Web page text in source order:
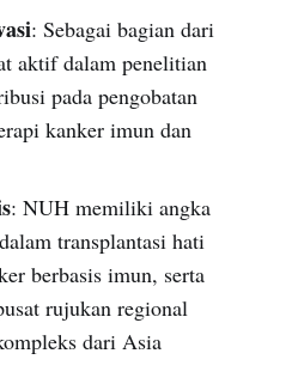
: Sebagai bagian dari
aktif dalam penelitian
pada pengobatan
kanker imun dan
: NUH memiliki angka
transplantasi hati
berbasis imun, serta
rujukan regional
dari Asia